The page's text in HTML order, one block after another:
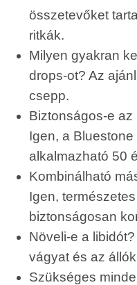
összetevőket
ritkák.
Milyen gyakran
drops-ot? Az
csepp.
Biztonságos-e
Igen, a
alkalmazható 50
Kombinálható
Igen,
biztonságosan
Növeli-e a
vágyat és az
Szükséges